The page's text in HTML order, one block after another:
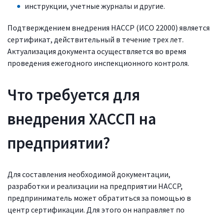
инструкции, учетные журналы и другие.
Подтверждением внедрения HACCP (ИСО 22000) является
сертификат, действительный в течение трех лет.
Актуализация документа осуществляется во время
проведения ежегодного инспекционного контроля.
Что требуется для
внедрения ХАССП на
предприятии?
Для составления необходимой документации,
разработки и реализации на предприятии HACCP,
предприниматель может обратиться за помощью в
центр сертификации. Для этого он направляет по